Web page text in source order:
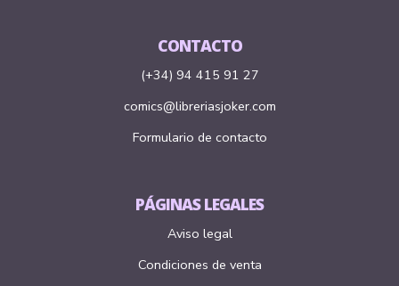
CONTACTO
(+34) 94 415 91 27
comics@libreriasjoker.com
Formulario de contacto
PÁGINAS LEGALES
Aviso legal
Condiciones de venta